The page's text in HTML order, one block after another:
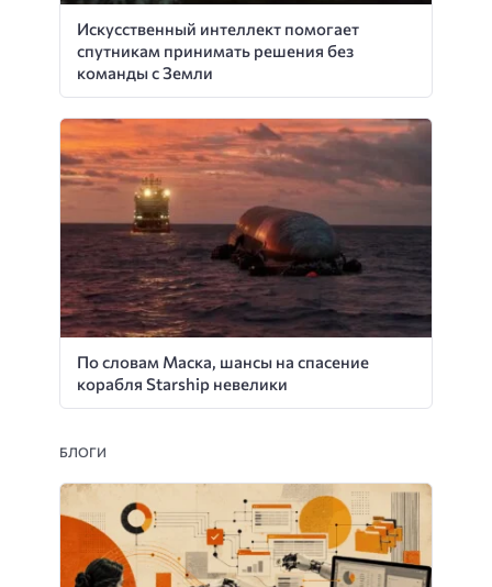
Искусственный интеллект помогает
спутникам принимать решения без
команды с Земли
По словам Маска, шансы на спасение
корабля Starship невелики
БЛОГИ